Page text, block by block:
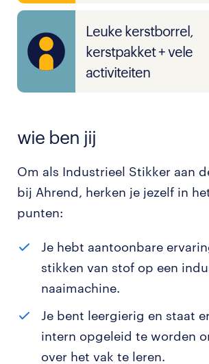
Leuke kerstborrel,
kerstpakket + vele
activiteiten
wie ben jij
Om als Industrieel Stikker aan
bij Ahrend, herken je jezelf in
punten:
Je hebt aantoonbare
stikken van stof op een
naaimachine.
Je bent leergierig en staat
intern opgeleid te worden
over het vak te leren.